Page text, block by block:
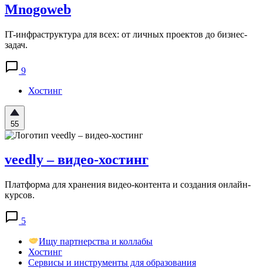
Mnogoweb
IT-инфраструктура для всех: от личных проектов до бизнес-
задач.
9
Хостинг
55
veedly – видео-хостинг
Платформа для хранения видео-контента и создания онлайн-
курсов.
5
Ищу партнерства и коллабы
Хостинг
Сервисы и инструменты для образования